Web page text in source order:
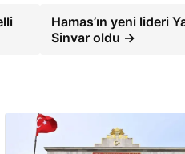
Hamas’ın yeni lideri
Sinvar oldu →